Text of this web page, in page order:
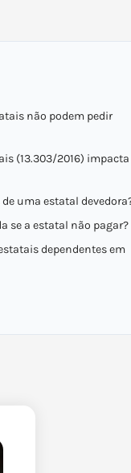
não podem pedir
(13.303/2016) impacta
uma estatal
se a estatal não pagar?
dependentes em